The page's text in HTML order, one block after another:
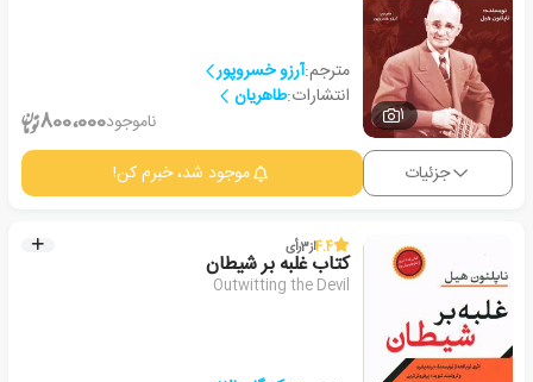
1
مترجم:آرزو خسروپور
انتشارات:طاهریان
ناموجود800،000
جزئیات موجود شد، خبرم کن!
4.4از3رأی
کتاب غلبه بر شیطان
Outwitting the Devil